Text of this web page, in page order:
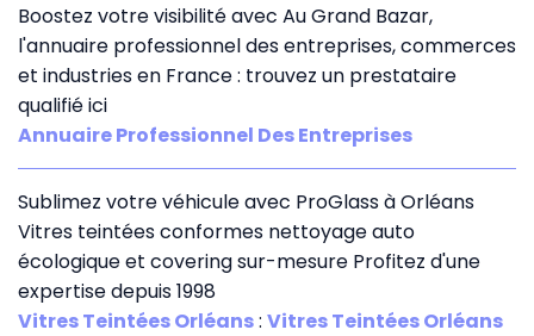
Boostez votre visibilité avec Au Grand Bazar,
l'annuaire professionnel des entreprises, commerces
et industries en France : trouvez un prestataire
qualifié ici
Annuaire Professionnel Des Entreprises
Sublimez votre véhicule avec ProGlass à Orléans
Vitres teintées conformes nettoyage auto
écologique et covering sur-mesure Profitez d'une
expertise depuis 1998
Vitres Teintées Orléans: Vitres Teintées Orléans